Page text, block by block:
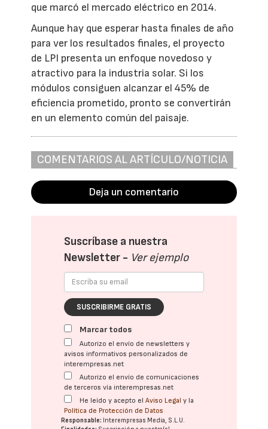
que marcó el mercado eléctrico en 2014.
Aunque hay que esperar hasta finales de año
para ver los resultados finales, el proyecto
de LPI presenta un enfoque novedoso y
atractivo para la industria solar. Si los
módulos consiguen alcanzar el 45% de
eficiencia prometido, pronto se convertirán
en un elemento común del paisaje.
COMENTARIOS AL ARTÍCULO/NOTICIA
Deja un comentario
Suscríbase a nuestra
Newsletter - Ver ejemplo
SUSCRIBIRME GRATIS
Marcar todos
Autorizo el envío de newsletters y
avisos informativos personalizados de
interempresas.net
Autorizo el envío de comunicaciones
de terceros vía interempresas.net
He leído y acepto elAviso Legal y la
Política de Protección de Datos
Responsable: Interempresas Media, S.L.U.